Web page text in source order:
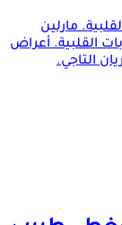
مارلين
القلبية. أعراض
التاجي.